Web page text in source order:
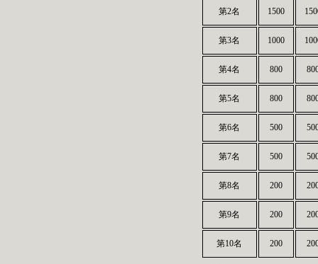
第2名 1500
第3名 1000
第4名 800
第5名 800
第6名 500
第7名 500
第8名 200
第9名 200
第10名 200